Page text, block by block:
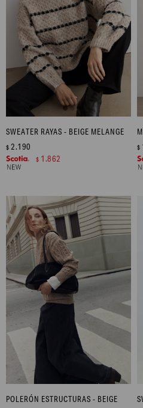
SWEATER RAYAS - BEIGE MELANGE
$ 2.190
$ 1.862
$
POLERÓN ESTRUCTURAS - BEIGE